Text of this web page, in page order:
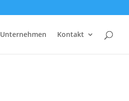
Unternehmen Kontakt